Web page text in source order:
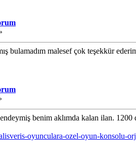
bulamadım malesef çok teşekkür
benim aklımda kalan ilan. 1200
oyunculara-ozel-oyun-konsolu-